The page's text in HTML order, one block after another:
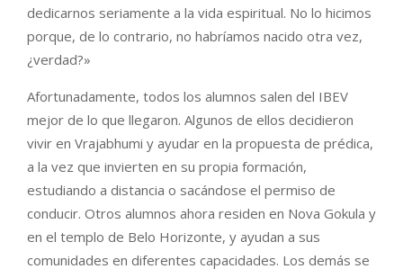
dedicarnos seriamente a la vida espiritual. No lo hicimos
porque, de lo contrario, no habríamos nacido otra vez,
¿verdad?»
Afortunadamente, todos los alumnos salen del IBEV
mejor de lo que llegaron. Algunos de ellos decidieron
vivir en Vrajabhumi y ayudar en la propuesta de prédica,
a la vez que invierten en su propia formación,
estudiando a distancia o sacándose el permiso de
conducir. Otros alumnos ahora residen en Nova Gokula y
en el templo de Belo Horizonte, y ayudan a sus
comunidades en diferentes capacidades. Los demás se